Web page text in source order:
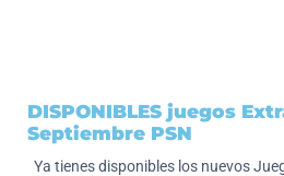
DISPONIBLES juegos
Septiembre PSN
Ya tienes disponibles los nuevos